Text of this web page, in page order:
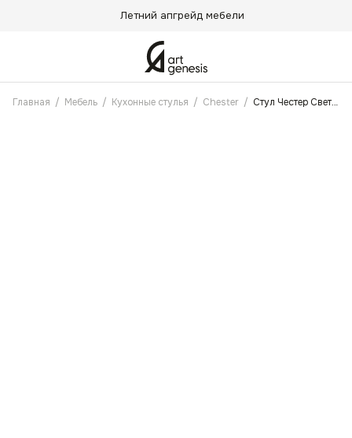
Летний апгрейд мебели
Главная / Мебель / Кухонные стулья / Chester / Стул Честер Светло-серый Антикоготь